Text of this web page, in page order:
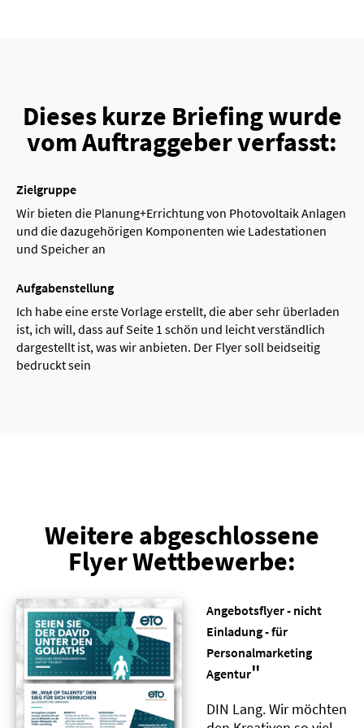
Dieses kurze Briefing wurde
vom Auftraggeber verfasst:
Zielgruppe
Wir bieten die Planung+Errichtung von Photovoltaik Anlagen
und die dazugehörigen Komponenten wie Ladestationen
und Speicher an
Aufgabenstellung
Ich habe eine erste Vorlage erstellt, die aber sehr überladen
ist, ich will, dass auf Seite 1 schön und leicht verständlich
dargestellt ist, was wir anbieten. Der Flyer soll beidseitig
bedruckt sein
Weitere abgeschlossene
Flyer Wettbewerbe:
Angebotsflyer - nicht
Einladung - für
Personalmarketing
Agentur"
DIN Lang. Wir möchten